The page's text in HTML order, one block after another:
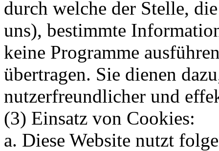
durch welche der Stelle,
uns), bestimmte
keine Programme
übertragen. Sie dienen
nutzerfreundlicher und
(3) Einsatz von Cookies:
a. Diese Website nutzt